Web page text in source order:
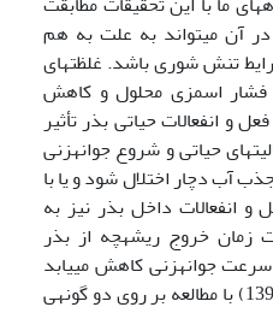
در آن می‍تواند به علت به هم
تنش شوری باشد. غلظت­های
فشار اسمزی محلول و کاهش
و انفعالات حیاتی بذر تأثیر
حیاتی و شروع جوانه­زنی
آب دچار اختلال شود و یا با
انفعالات داخل بذر نیز به
خروج ریشه­چه از بذر
سرعت جوانه­زنی کاهش می­یابد
(46). مصلح­آرانی و همکاران (1392) با مطالعه بر روی دو گونه­ی